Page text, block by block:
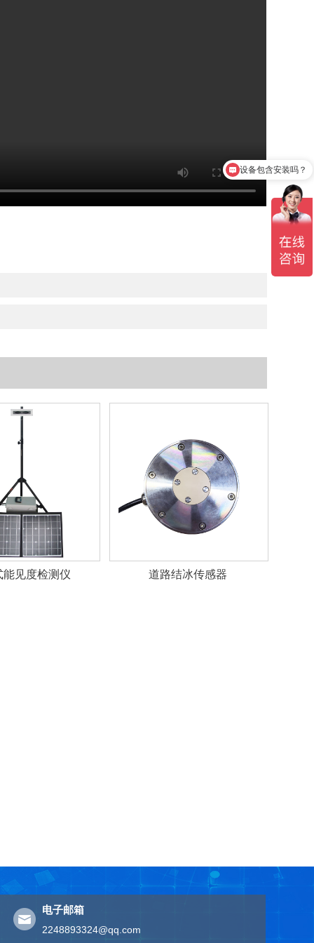
能见度检测仪 道路结冰传感器
电子邮箱
2248893324@qq.com
设备包含安装吗？